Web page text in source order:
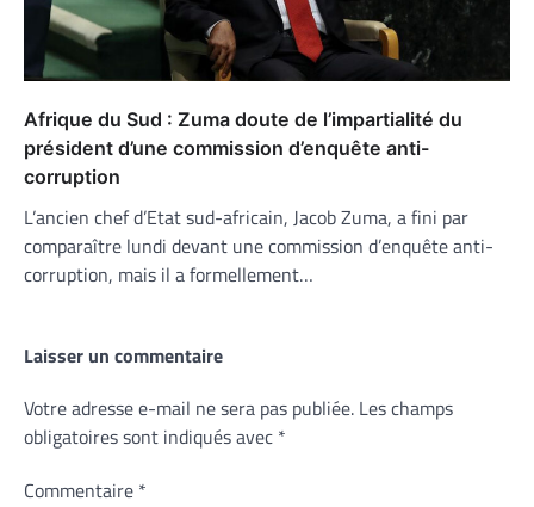
Afrique du Sud : Zuma doute de l’impartialité du
président d’une commission d’enquête anti-
corruption
L’ancien chef d’Etat sud-africain, Jacob Zuma, a fini par
comparaître lundi devant une commission d’enquête anti-
corruption, mais il a formellement…
Laisser un commentaire
Votre adresse e-mail ne sera pas publiée. Les champs
obligatoires sont indiqués avec *
Commentaire *